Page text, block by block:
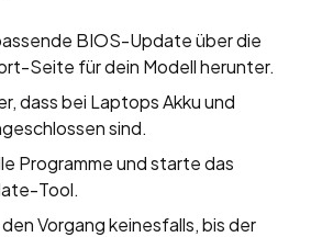
BIOS-Update über die
Seite für dein Modell herunter.
dass bei Laptops Akku und
sind.
Programme und starte das
Tool.
Vorgang keinesfalls, bis der